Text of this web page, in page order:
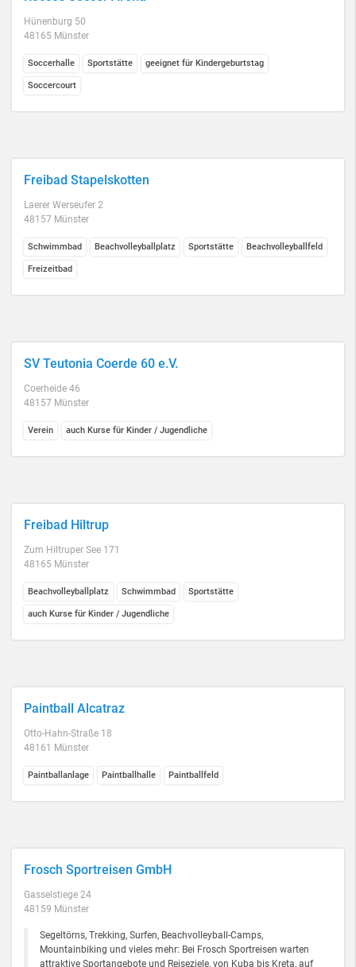
Hünenburg 50
48165 Münster
Soccerhalle Sportstätte geeignet für Kindergeburtstag
Soccercourt
Freibad Stapelskotten
Laerer Werseufer 2
48157 Münster
Schwimmbad Beachvolleyballplatz Sportstätte Beachvolleyballfeld
Freizeitbad
SV Teutonia Coerde 60 e.V.
Coerheide 46
48157 Münster
Verein auch Kurse für Kinder / Jugendliche
Freibad Hiltrup
Zum Hiltruper See 171
48165 Münster
Beachvolleyballplatz Schwimmbad Sportstätte
auch Kurse für Kinder / Jugendliche
Paintball Alcatraz
Otto-Hahn-Straße 18
48161 Münster
Paintballanlage Paintballhalle Paintballfeld
Frosch Sportreisen GmbH
Gasselstiege 24
48159 Münster
Segeltörns, Trekking, Surfen, Beachvolleyball-Camps,
Mountainbiking und vieles mehr: Bei Frosch Sportreisen warten
attraktive Sportangebote und Reiseziele, von Kuba bis Kreta, auf